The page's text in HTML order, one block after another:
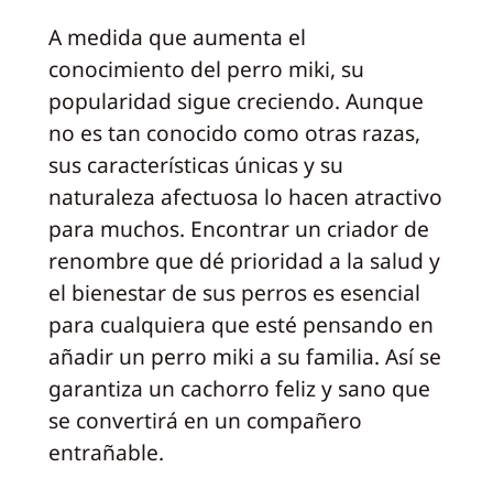
A medida que aumenta el
conocimiento del perro miki, su
popularidad sigue creciendo. Aunque
no es tan conocido como otras razas,
sus características únicas y su
naturaleza afectuosa lo hacen atractivo
para muchos. Encontrar un criador de
renombre que dé prioridad a la salud y
el bienestar de sus perros es esencial
para cualquiera que esté pensando en
añadir un perro miki a su familia. Así se
garantiza un cachorro feliz y sano que
se convertirá en un compañero
entrañable.